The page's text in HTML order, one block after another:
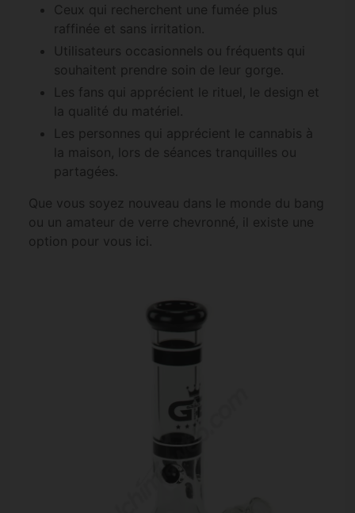
Ceux qui recherchent une fumée plus
raffinée et sans irritation.
Utilisateurs occasionnels ou fréquents qui
souhaitent prendre soin de leur gorge.
Les fans qui apprécient le rituel, le design et
la qualité du matériel.
Les personnes qui apprécient le cannabis à
la maison, lors de séances tranquilles ou
partagées.
Que vous soyez nouveau dans le monde du bang
ou un amateur de verre chevronné, il existe une
option pour vous ici.